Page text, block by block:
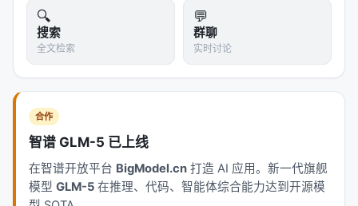
即使没拿奖牌，只要完成了比赛，也有参与奖。
这种设计避免了"赢家通吃"的极端：模型不会只追求一
个最优解而忽略其他有价值的尝试。同时，它确保模
更诱人。
---
🧪 实验：从启发式竞赛到通用编程
🔍
搜索
全文检索
💬
群聊
实时讨论
合作
智谱 GLM-5 已上线
在智谱开放平台 BigModel.cn 打造 AI 应用。新一代旗舰
模型 GLM-5 在推理、代码、智能体综合能力达到开源模